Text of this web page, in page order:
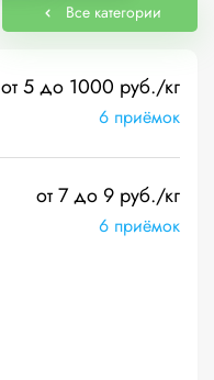
Все категории
от 5 до 1000 руб./кг
6 приёмок
от 7 до 9 руб./кг
6 приёмок